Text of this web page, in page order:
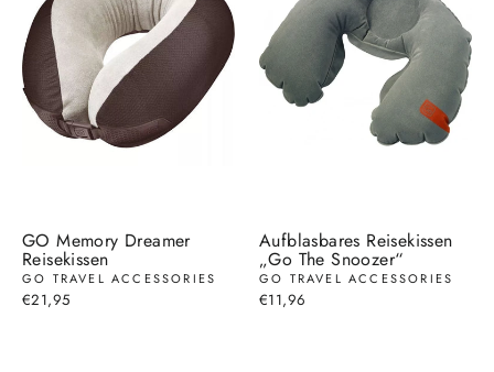
GO Memory Dreamer
Reisekissen
GO TRAVEL ACCESSORIES
€21,95
Aufblasbares Reisekissen
„Go The Snoozer“
GO TRAVEL ACCESSORIES
€11,96